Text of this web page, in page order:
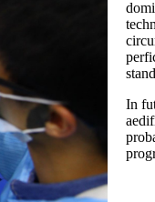
In